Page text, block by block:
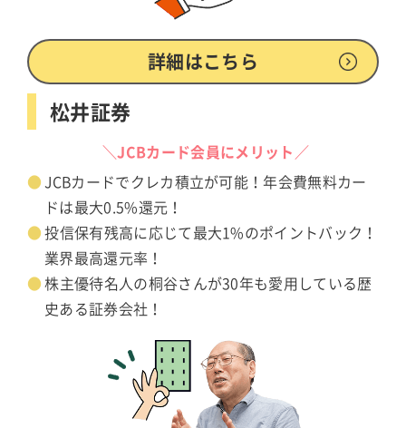
詳細はこちら
松井証券
＼JCBカード会員にメリット／
JCBカードでクレカ積立が可能！年会費無料カー
ドは最大0.5%還元！
投信保有残高に応じて最大1%のポイントバック！
業界最高還元率！
株主優待名人の桐谷さんが30年も愛用している歴
史ある証券会社！